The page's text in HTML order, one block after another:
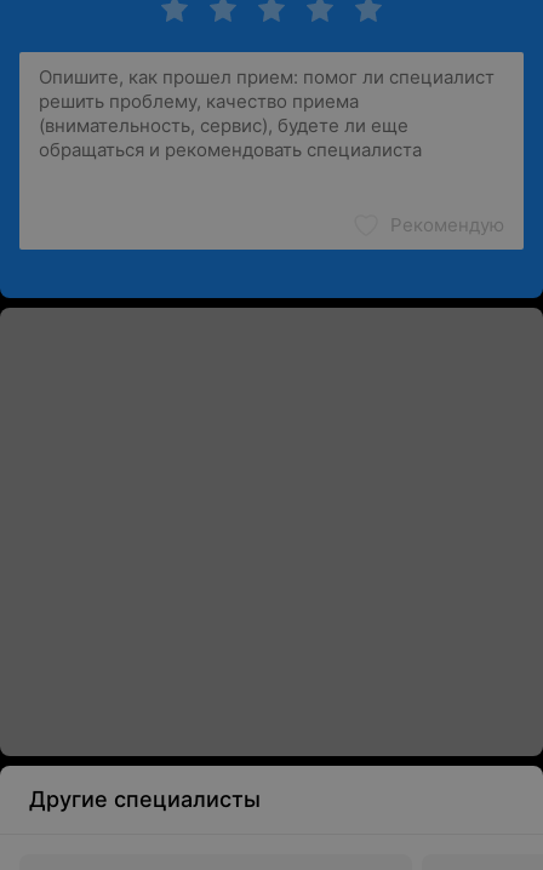
Рекомендую
Другие специалисты